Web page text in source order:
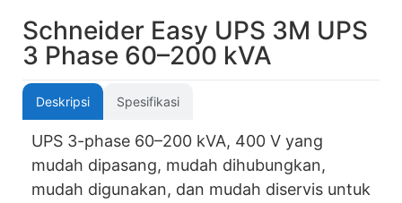
Schneider Easy UPS 3M UPS
3 Phase 60–200 kVA
Deskripsi Spesifikasi
UPS 3-phase 60–200 kVA, 400 V yang
mudah dipasang, mudah dihubungkan,
mudah digunakan, dan mudah diservis untuk